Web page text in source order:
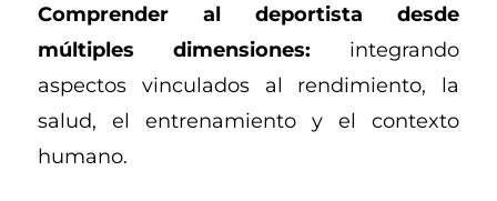
Comprender al deportista desde
múltiples dimensiones: integrando
aspectos vinculados al rendimiento, la
salud, el entrenamiento y el contexto
humano.